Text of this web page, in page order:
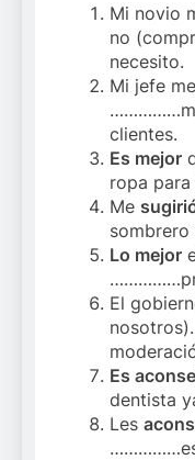
Mi novio
no
necesito.
Mi jefe me
clientes.
Es mejor
ropa
Me
sombrero
Lo mejor
El
Es
dentista
Les